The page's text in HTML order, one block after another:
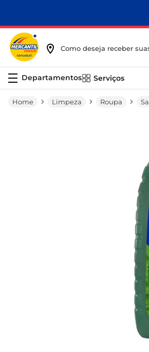
Como deseja receber
Serviços
Limpeza Roupa